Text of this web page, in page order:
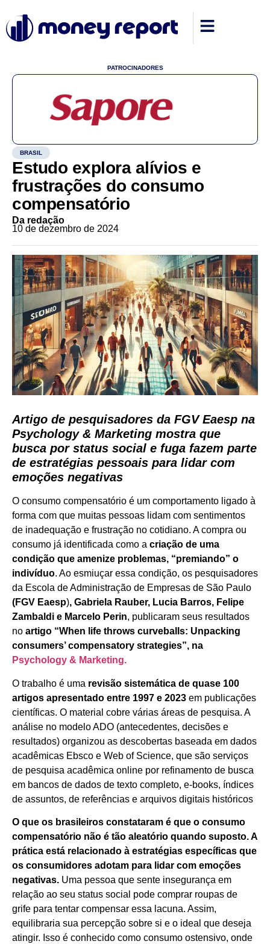
PATROCINADORES
BRASIL
Estudo explora alívios e
frustrações do consumo
compensatório
Da redação
10 de dezembro de 2024
Artigo de pesquisadores da FGV Eaesp na
Psychology & Marketing mostra que
busca por status social e fuga fazem parte
de estratégias pessoais para lidar com
emoções negativas
O consumo compensatório é um comportamento ligado à
forma com que muitas pessoas lidam com sentimentos
de inadequação e frustração no cotidiano. A compra ou
consumo já identificada como a criação de uma
condição que amenize problemas, “premiando” o
indivíduo. Ao esmiuçar essa condição, os pesquisadores
da Escola de Administração de Empresas de São Paulo
(FGV Eaesp), Gabriela Rauber, Lucia Barros, Felipe
Zambaldi e Marcelo Perin, publicaram seus resultados
no artigo “When life throws curveballs: Unpacking
consumers’ compensatory strategies”, na
Psychology & Marketing.
O trabalho é uma revisão sistemática de quase 100
artigos apresentado entre 1997 e 2023 em publicações
científicas. O material cobre várias áreas de pesquisa. A
análise no modelo ADO (antecedentes, decisões e
resultados) organizou as descobertas baseada em dados
acadêmicas Ebsco e Web of Science, que são serviços
de pesquisa acadêmica online por refinamento de busca
em bancos de dados de texto completo, e-books, índices
de assuntos, de referências e arquivos digitais históricos
O que os brasileiros constataram é que o consumo
compensatório não é tão aleatório quando suposto. A
prática está relacionado à estratégias específicas que
os consumidores adotam para lidar com emoções
negativas. Uma pessoa que sente insegurança em
relação ao seu status social pode comprar roupas de
grife para tentar compensar essa lacuna. Assim,
equilibraria sua percepção sobre si e o ideal que deseja
atingir. Isso é conhecido como consumo ostensivo, onde